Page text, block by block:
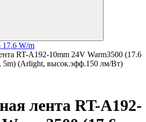
17.6 W/m
RT-A192-10mm 24V Warm3500 (17.6
5m) (Arlight, высок.эфф.150 лм/Вт)
лента RT-A192-